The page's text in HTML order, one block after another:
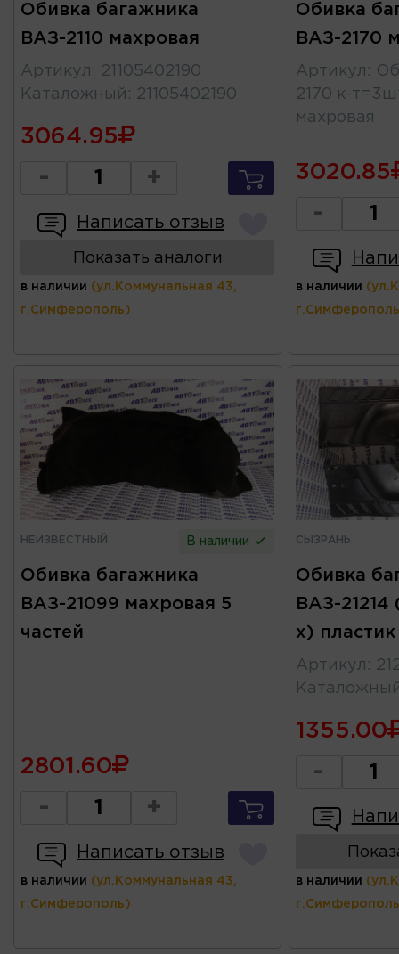
Обивка багажника
ВАЗ-2110 махровая
Артикул : 21105402190
Каталожный : 21105402190
3064.95
- +
Написать отзыв
Показать аналоги
в наличии (ул.Коммунальная 43,
г.Симферополь)
Обивка
ВАЗ-2170
Артикул :
2170 к-
махровая
3020.85
-
в наличии
НЕИЗВЕСТНЫЙ В наличии
Обивка багажника
ВАЗ-21099 махровая 5
частей
2801.60
- +
Написать отзыв
в наличии (ул.Коммунальная 43,
г.Симферополь)
СЫЗРАНЬ
Обивка
ВАЗ-21214
х)
Артикул :
1355.00
-
в наличии